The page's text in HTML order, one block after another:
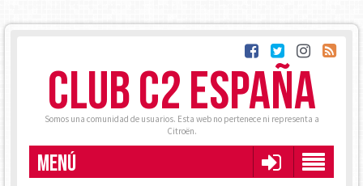
CLUB C2 ESPAÑA
Somos una comunidad de usuarios. Esta web no pertenece ni representa a
Citroën.
MENÚ